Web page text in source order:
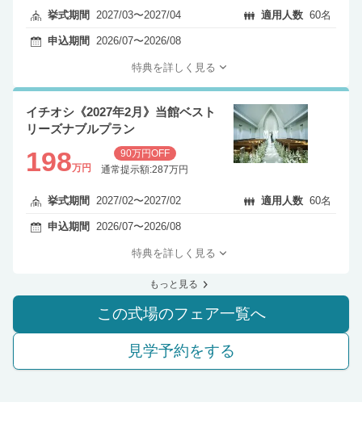
挙式期間 2027/03〜2027/04 適用人数 60名
申込期間 2026/07〜2026/08
特典を詳しく見る
イチオシ《2027年2月》当館ベスト
リーズナブルプラン
198万円
90万円OFF
通常提示額:287万円
挙式期間 2027/02〜2027/02 適用人数 60名
申込期間 2026/07〜2026/08
特典を詳しく見る
もっと見る
この式場のフェア一覧へ
見学予約をする